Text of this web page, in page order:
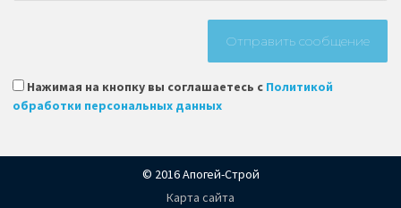
Нажимая на кнопку вы соглашаетесь с Политикой
обработки персональных данных
© 2016 Апогей-Строй
Карта сайта